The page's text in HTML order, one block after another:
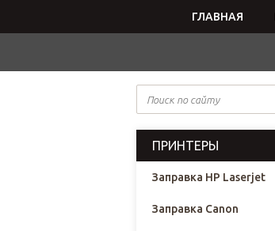
ГЛАВНАЯ
ПРИНТЕРЫ
Заправка HP Laserjet
Заправка Canon